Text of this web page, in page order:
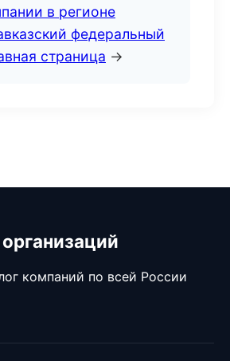
в регионе
федеральный
страница →
компаний по всей России